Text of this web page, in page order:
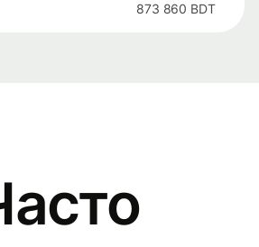
873 860 BDT